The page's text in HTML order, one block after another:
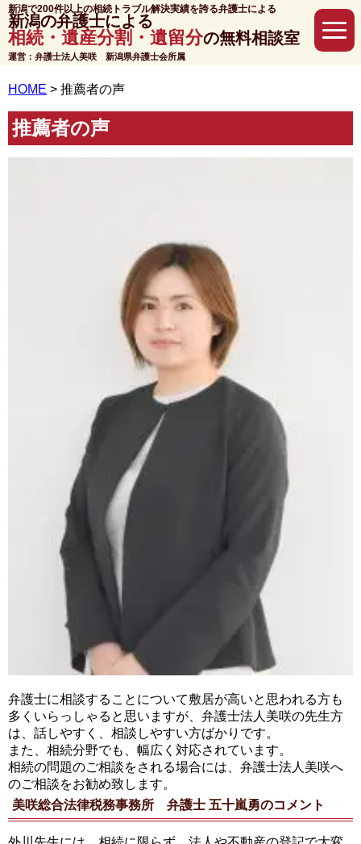
新潟で200件以上の相続トラブル解決実績を誇る弁護士による
新潟の弁護士による
相続・遺産分割・遺留分の無料相談室
運営：弁護士法人美咲 新潟県弁護士会所属
HOME > 推薦者の声
推薦者の声
弁護士に相談することについて敷居が高いと思われる方も
多くいらっしゃると思いますが、弁護士法人美咲の先生方
は、話しやすく、相談しやすい方ばかりです。
また、相続分野でも、幅広く対応されています。
相続の問題のご相談をされる場合には、弁護士法人美咲へ
のご相談をお勧め致します。
美咲総合法律税務事務所 弁護士 五十嵐勇のコメント